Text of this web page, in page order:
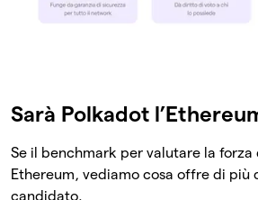
Sarà Polkadot
Se il benchmark per valutare la forza
Ethereum, vediamo cosa offre di più
candidato.